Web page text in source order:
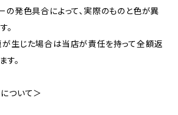
の発色具合によって、実際のものと色が異
。
生じた場合は当店が責任を持って全額返
す。
ついて＞